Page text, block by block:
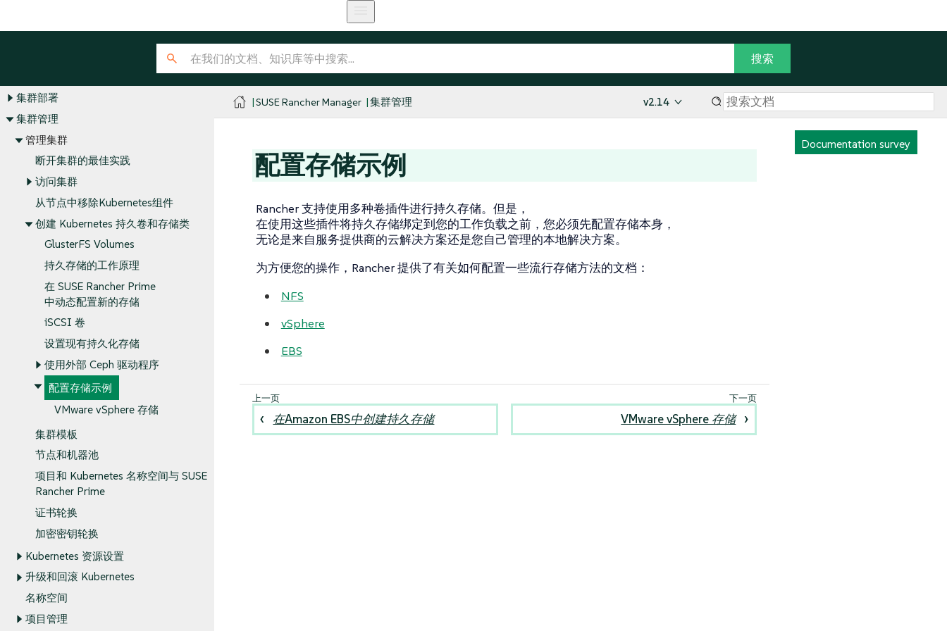
关于 Rancher
集群部署
集群管理
管理集群
断开集群的最佳实践
访问集群
从节点中移除Kubernetes组件
创建 Kubernetes 持久卷和存储类
GlusterFS Volumes
持久存储的工作原理
在 SUSE Rancher Prime
中动态配置新的存储
iSCSI 卷
设置现有持久化存储
使用外部 Ceph 驱动程序
配置存储示例
VMware vSphere 存储
集群模板
节点和机器池
项目和 Kubernetes 名称空间与 SUSE
Rancher Prime
证书轮换
加密密钥轮换
Kubernetes 资源设置
升级和回滚 Kubernetes
名称空间
项目管理
SUSE Rancher Manager 集群管理 v2.14
Documentation survey
配置存储示例
Rancher 支持使用多种卷插件进行持久存储。但是，
在使用这些插件将持久存储绑定到您的工作负载之前，您必须先配置存储本身，
无论是来自服务提供商的云解决方案还是您自己管理的本地解决方案。
为方便您的操作，Rancher 提供了有关如何配置一些流行存储方法的文档：
NFS
vSphere
EBS
在Amazon EBS中创建持久存储 VMware vSphere 存储